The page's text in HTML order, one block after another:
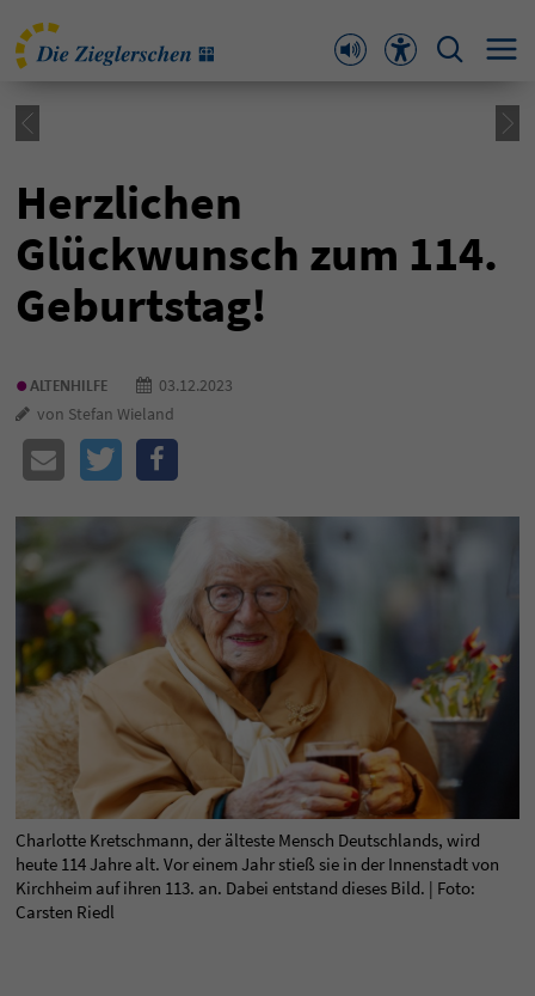
Herzlichen
Glückwunsch zum 114.
Geburtstag!
•ALTENHILFE
03.12.2023
von Stefan Wieland
Charlotte Kretschmann, der älteste Mensch Deutschlands, wird
heute 114 Jahre alt. Vor einem Jahr stieß sie in der Innenstadt von
Kirchheim auf ihren 113. an. Dabei entstand dieses Bild. | Foto:
Carsten Riedl